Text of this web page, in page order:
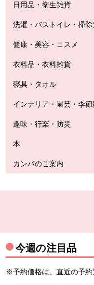
日用品・衛生雑貨
洗濯・バストイレ・掃
健康・美容・コスメ
衣料品・衣料雑貨
寝具・タオル
インテリア・園芸・季
趣味・行楽・防災
本
カンパのご案内
今週の注目品
※予約価格は、直近の予約